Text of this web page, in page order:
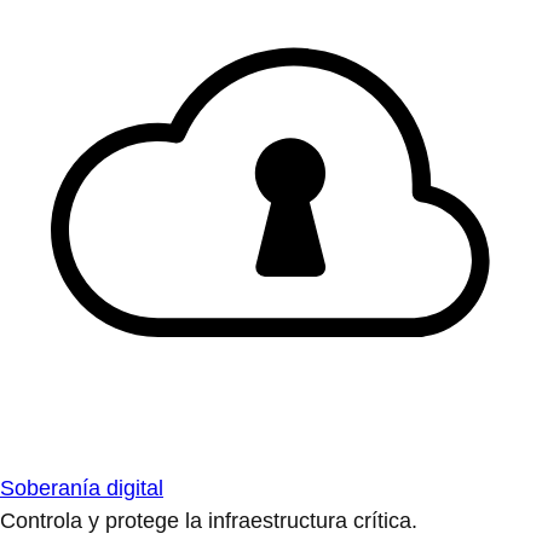
Soberanía digital
Controla y protege la infraestructura crítica.